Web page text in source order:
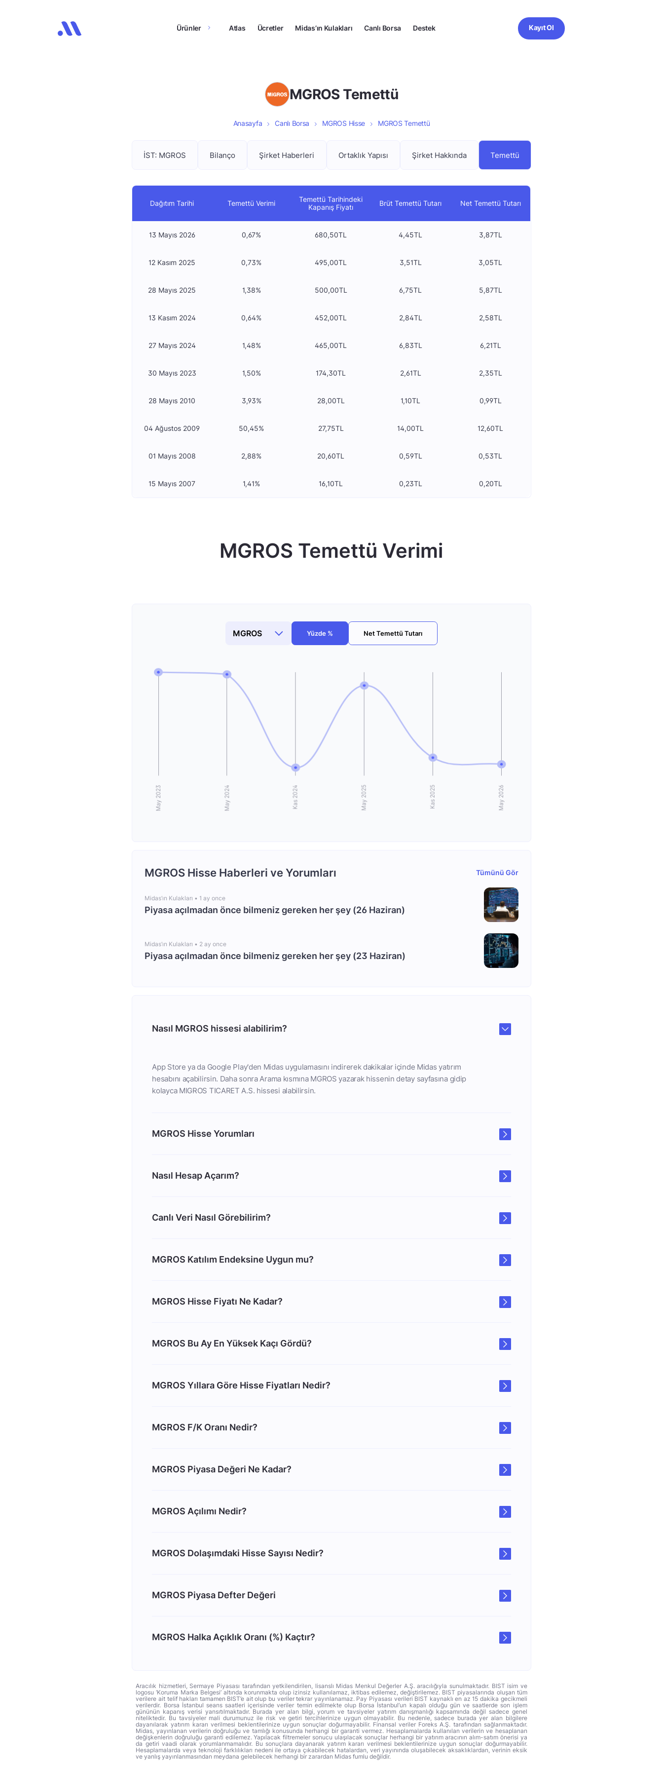
Ürünler Atlas Ücretler Midas’ın Kulakları Canlı Borsa Destek Kayıt Ol
MGROS Temettü
Anasayfa Canlı Borsa MGROS Hisse MGROS Temettü
İST: MGROS Bilanço Şirket Haberleri Ortaklık Yapısı Şirket Hakkında Temettü
Dağıtım Tarihi Temettü Verimi
Temettü Tarihindeki
Kapanış Fiyatı
Brüt Temettü Tutarı Net Temettü Tutarı
13 Mayıs 2026 0,67% 680,50TL 4,45TL 3,87TL
12 Kasım 2025 0,73% 495,00TL 3,51TL 3,05TL
28 Mayıs 2025 1,38% 500,00TL 6,75TL 5,87TL
13 Kasım 2024 0,64% 452,00TL 2,84TL 2,58TL
27 Mayıs 2024 1,48% 465,00TL 6,83TL 6,21TL
30 Mayıs 2023 1,50% 174,30TL 2,61TL 2,35TL
28 Mayıs 2010 3,93% 28,00TL 1,10TL 0,99TL
04 Ağustos 2009 50,45% 27,75TL 14,00TL 12,60TL
01 Mayıs 2008 2,88% 20,60TL 0,59TL 0,53TL
15 Mayıs 2007 1,41% 16,10TL 0,23TL 0,20TL
MGROS Temettü Verimi
Yüzde % Net Temettü Tutarı
MGROS Hisse Haberleri ve Yorumları Tümünü Gör
Midas’ın Kulakları • 1 ay once
Piyasa açılmadan önce bilmeniz gereken her şey (26 Haziran)
Midas’ın Kulakları • 2 ay once
Piyasa açılmadan önce bilmeniz gereken her şey (23 Haziran)
Nasıl MGROS hissesi alabilirim?
App Store ya da Google Play'den Midas uygulamasını indirerek dakikalar içinde Midas yatırım
hesabını açabilirsin. Daha sonra Arama kısmına MGROS yazarak hissenin detay sayfasına gidip
kolayca MIGROS TICARET A.S. hissesi alabilirsin.
MGROS Hisse Yorumları
Nasıl Hesap Açarım?
Canlı Veri Nasıl Görebilirim?
MGROS Katılım Endeksine Uygun mu?
MGROS Hisse Fiyatı Ne Kadar?
MGROS Bu Ay En Yüksek Kaçı Gördü?
MGROS Yıllara Göre Hisse Fiyatları Nedir?
MGROS F/K Oranı Nedir?
MGROS Piyasa Değeri Ne Kadar?
MGROS Açılımı Nedir?
MGROS Dolaşımdaki Hisse Sayısı Nedir?
MGROS Piyasa Defter Değeri
MGROS Halka Açıklık Oranı (%) Kaçtır?
Aracılık hizmetleri, Sermaye Piyasası tarafından yetkilendirilen, lisanslı Midas Menkul Değerler A.Ş. aracılığıyla sunulmaktadır. BIST isim ve
logosu ‘Koruma Marka Belgesi’ altında korunmakta olup izinsiz kullanılamaz, iktibas edilemez, değiştirilemez. BIST piyasalarında oluşan tüm
verilere ait telif hakları tamamen BIST’e ait olup bu veriler tekrar yayınlanamaz. Pay Piyasası verileri BIST kaynaklı en az 15 dakika gecikmeli
verilerdir. Borsa İstanbul seans saatleri içerisinde veriler temin edilmekte olup Borsa İstanbul’un kapalı olduğu gün ve saatlerde son işlem
gününün kapanış verisi yansıtılmaktadır. Burada yer alan bilgi, yorum ve tavsiyeler yatırım danışmanlığı kapsamında değil sadece genel
niteliktedir. Bu tavsiyeler mali durumunuz ile risk ve getiri tercihlerinize uygun olmayabilir. Bu nedenle, sadece burada yer alan bilgilere
dayanılarak yatırım kararı verilmesi beklentilerinize uygun sonuçlar doğurmayabilir. Finansal veriler Foreks A.Ş. tarafından sağlanmaktadır.
Midas, yayınlanan verilerin doğruluğu ve tamlığı konusunda herhangi bir garanti vermez. Hesaplamalarda kullanılan verilerin ve hesaplanan
değişkenlerin doğruluğu garanti edilemez. Yapılacak filtremeler sonucu ulaşılacak sonuçlar herhangi bir yatırım aracının alım-satım önerisi ya
da getiri vaadi olarak yorumlanmamalıdır. Bu sonuçlara dayanarak yatırım kararı verilmesi beklentilerinize uygun sonuçlar doğurmayabilir.
Hesaplamalarda veya teknoloji farklılıkları nedeni ile ortaya çıkabilecek hatalardan, veri yayınında oluşabilecek aksaklıklardan, verinin eksik
ve yanlış yayınlanmasından meydana gelebilecek herhangi bir zarardan Midas fumlu değildir.